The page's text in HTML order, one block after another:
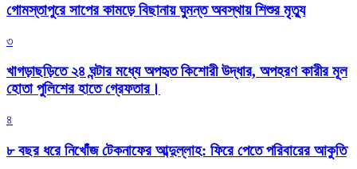
গোমস্তাপুরে সাপের কামড়ে বিছানায় ঘুমন্ত অবস্থায় শিশুর মৃত্যু
৩
খাগড়াছড়িতে ২৪ ঘন্টার মধ্যে অপহৃত কিশোরী উদ্ধার, অপহরণ কারীর মূল
হোতা পুলিশের হাতে গ্রেফতার।
৪
৮ বছর ধরে নিখোঁজ টেকনাফের আব্দুল্লাহ: ফিরে পেতে পরিবারের আকুতি